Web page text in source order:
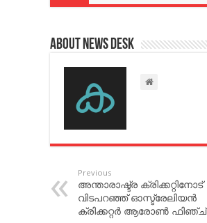
About News Desk
Previous
അന്താരാഷ്ട്ര ക്രിക്കറ്റിനോട്
വിടപറഞ്ഞ് ഓസ്ട്രേലിയൻ
ക്രിക്കറ്റർ ആരോൺ ഫിഞ്ച്